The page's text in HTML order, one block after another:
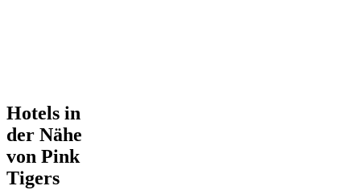
Hotels in
der Nähe
von Pink
Tigers